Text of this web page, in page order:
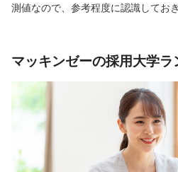
測値なので、参考程度に認識してお
マッキンゼーの採用大学ラ